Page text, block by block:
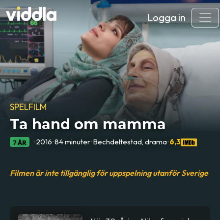
Logga in
SPELFILM
Ta hand om mamma
7 ÅR •2016•84 minuter•Bechdeltestad, drama•6,3
Filmen är inte tillgänglig för uppspelning utanför Sverige